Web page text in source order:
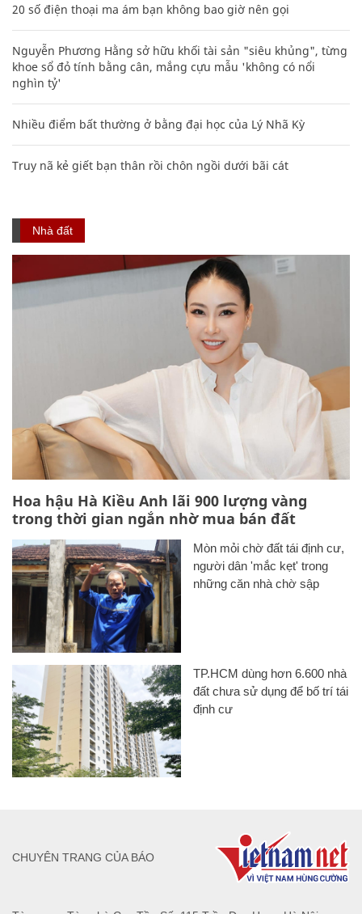
20 số điện thoại ma ám bạn không bao giờ nên gọi
Nguyễn Phương Hằng sở hữu khối tài sản "siêu khủng", từng
khoe sổ đỏ tính bằng cân, mắng cựu mẫu 'không có nổi
nghìn tỷ'
Nhiều điểm bất thường ở bằng đại học của Lý Nhã Kỳ
Truy nã kẻ giết bạn thân rồi chôn ngồi dưới bãi cát
Nhà đất
Hoa hậu Hà Kiều Anh lãi 900 lượng vàng
trong thời gian ngắn nhờ mua bán đất
Mòn mỏi chờ đất tái định cư,
người dân 'mắc kẹt' trong
những căn nhà chờ sập
TP.HCM dùng hơn 6.600 nhà
đất chưa sử dụng để bố trí tái
định cư
CHUYÊN TRANG CỦA BÁO